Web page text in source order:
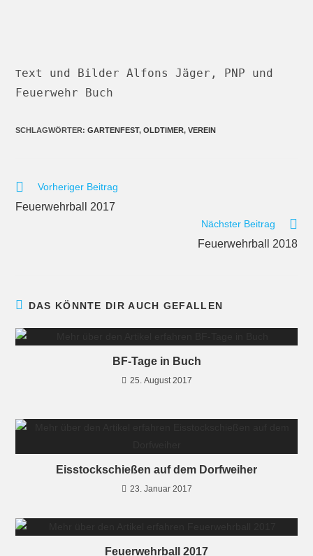
Text und Bilder Alfons Jäger, PNP und
Feuerwehr Buch
SCHLAGWÖRTER:GARTENFEST, OLDTIMER, VEREIN
Vorheriger Beitrag
Feuerwehrball 2017
Nächster Beitrag
Feuerwehrball 2018
DAS KÖNNTE DIR AUCH GEFALLEN
BF-Tage in Buch
25. August 2017
Eisstockschießen auf dem Dorfweiher
23. Januar 2017
Feuerwehrball 2017